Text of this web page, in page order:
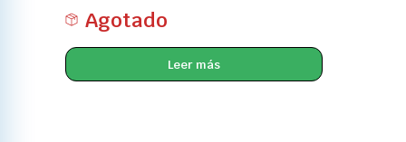
Agotado
Leer más